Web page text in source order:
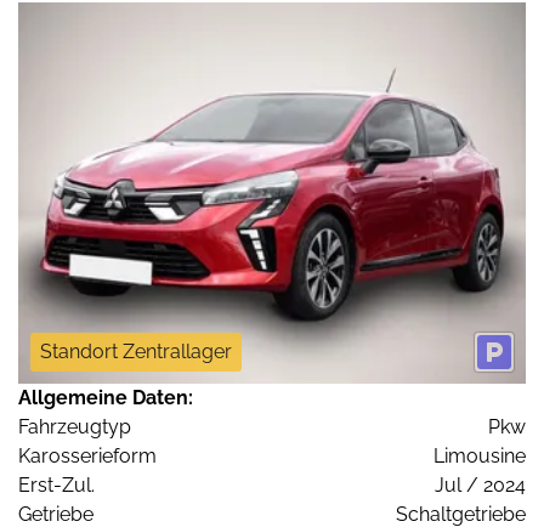
Standort Zentrallager
Allgemeine Daten:
Fahrzeugtyp
Pkw
Karosserieform
Limousine
Erst-Zul.
Jul / 2024
Getriebe
Schaltgetriebe